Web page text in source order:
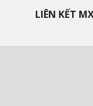
LIÊN KẾT